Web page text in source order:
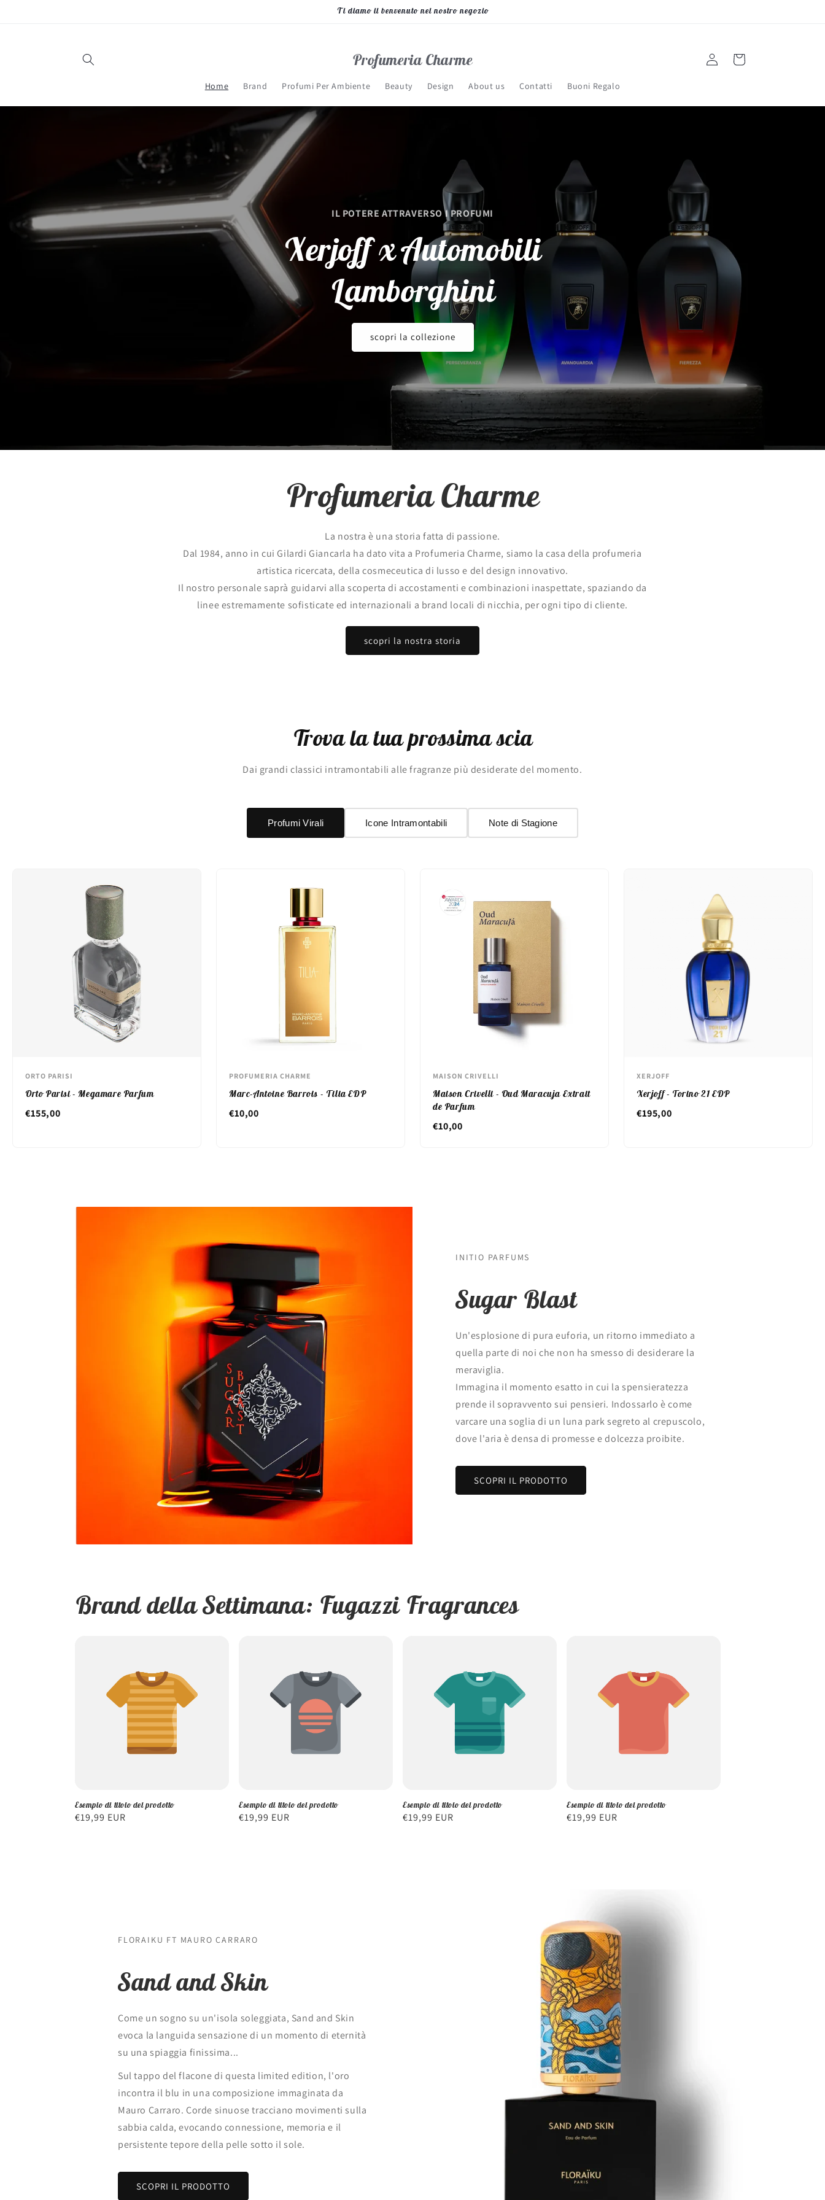
Ti diamo il benvenuto nel nostro negozio
Profumeria Charme
Home Brand Profumi Per Ambiente Beauty Design About us Contatti Buoni Regalo
Accedi Carrello
IL POTERE ATTRAVERSO I PROFUMI
Xerjoff x Automobili
Lamborghini
scopri la collezione
Profumeria Charme
La nostra è una storia fatta di passione.
Dal 1984, anno in cui Gilardi Giancarla ha dato vita a Profumeria Charme, siamo la casa della profumeria
artistica ricercata, della cosmeceutica di lusso e del design innovativo.
Il nostro personale saprà guidarvi alla scoperta di accostamenti e combinazioni inaspettate, spaziando da
linee estremamente sofisticate ed internazionali a brand locali di nicchia, per ogni tipo di cliente.
scopri la nostra storia
Trova la tua prossima scia
Dai grandi classici intramontabili alle fragranze più desiderate del momento.
Profumi Virali Icone Intramontabili Note di Stagione
ORTO PARISI
Orto Parisi - Megamare Parfum
€155,00
PROFUMERIA CHARME
Marc-Antoine Barrois - Tilia EDP
€10,00
MAISON CRIVELLI
Maison Crivelli - Oud Maracuja Extrait
de Parfum
€10,00
XERJOFF
Xerjoff - Torino 21 EDP
€195,00
INITIO PARFUMS
Sugar Blast
Un'esplosione di pura euforia, un ritorno immediato a
quella parte di noi che non ha smesso di desiderare la
meraviglia.
Immagina il momento esatto in cui la spensieratezza
prende il sopravvento sui pensieri. Indossarlo è come
varcare una soglia di un luna park segreto al crepuscolo,
dove l'aria è densa di promesse e dolcezza proibite.
SCOPRI IL PRODOTTO
Brand della Settimana: Fugazzi Fragrances
Esempio di titolo del prodotto
Prezzo
€19,99 EUR
Esempio di titolo del prodotto
Prezzo
€19,99 EUR
Esempio di titolo del prodotto
Prezzo
€19,99 EUR
Esempio di titolo del prodotto
Prezzo
€19,99 EUR
FLORAIKU FT MAURO CARRARO
Sand and Skin
Come un sogno su un'isola soleggiata, Sand and Skin
evoca la languida sensazione di un momento di eternità
su una spiaggia finissima...
Sul tappo del flacone di questa limited edition, l'oro
incontra il blu in una composizione immaginata da
Mauro Carraro. Corde sinuose tracciano movimenti sulla
sabbia calda, evocando connessione, memoria e il
persistente tepore della pelle sotto il sole.
SCOPRI IL PRODOTTO